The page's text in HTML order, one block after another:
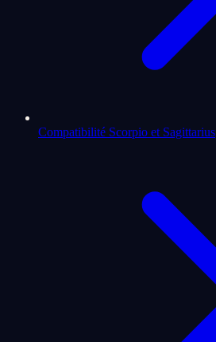
Compatibilité Scorpio et Sagittarius